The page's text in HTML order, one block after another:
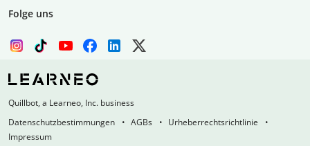
Folge uns
Quillbot, a Learneo, Inc. business
Datenschutzbestimmungen
AGBs
Urheberrechtsrichtlinie
Impressum